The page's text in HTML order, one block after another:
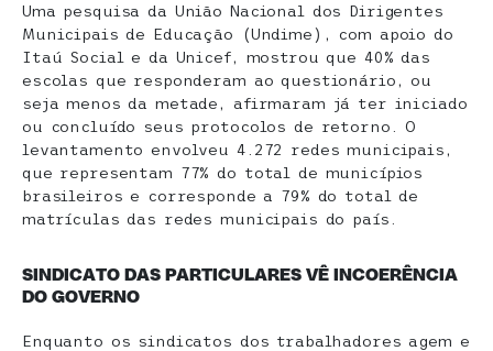
Uma pesquisa da União Nacional dos Dirigentes
Municipais de Educação (Undime), com apoio do
Itaú Social e da Unicef, mostrou que 40% das
escolas que responderam ao questionário, ou
seja menos da metade, afirmaram já ter iniciado
ou concluído seus protocolos de retorno. O
levantamento envolveu 4.272 redes municipais,
que representam 77% do total de municípios
brasileiros e corresponde a 79% do total de
matrículas das redes municipais do país.
SINDICATO DAS PARTICULARES VÊ INCOERÊNCIA
DO GOVERNO
Enquanto os sindicatos dos trabalhadores agem e